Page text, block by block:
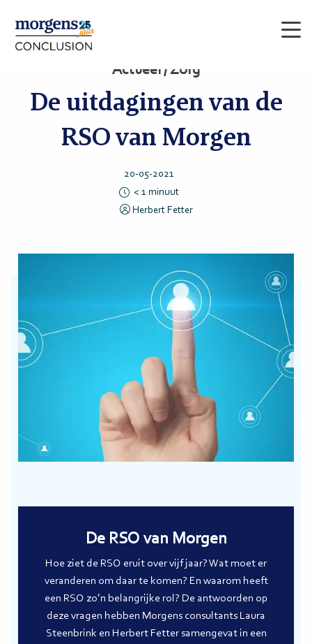
Actueel / Zorg
De uitdagingen van de
RSO van Morgen
20-05-2021
< 1 minuut
Herbert Fetter
De RSO van Morgen
Hoe ziet de RSO eruit over vijf jaar? Wat moet er
veranderen om daar te komen? En waarom heeft
een RSO zo’n belangrijke rol? De antwoorden op
deze vragen hebben Morgens consultants Laura
Steenbrink en Herbert Fetter samengevat in een